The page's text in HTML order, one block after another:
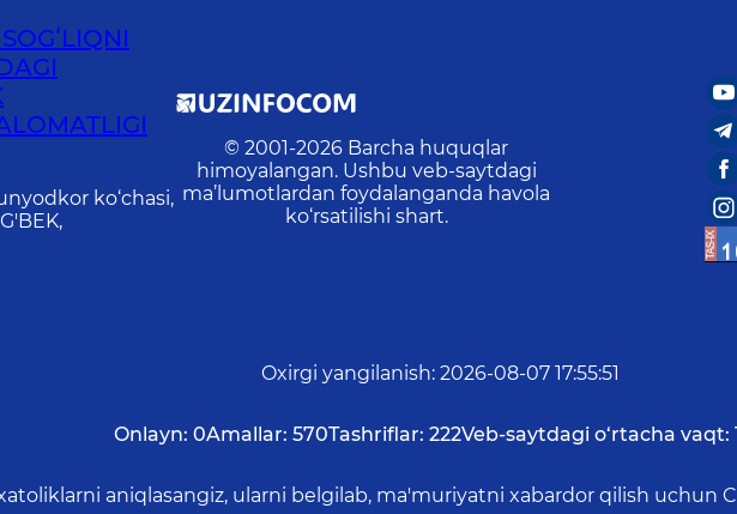
ko‘chasi,
© 2001-2026 Barcha huquqlar
himoyalangan. Ushbu veb-saytdagi
ma’lumotlardan foydalanganda havola
ko‘rsatilishi shart.
Oxirgi yangilanish: 2026-08-07 17:55:51
Onlayn: 0Amallar: 570Tashriflar: 222Veb-saytdagi o‘rtacha vaqt:
aniqlasangiz, ularni belgilab, ma'muriyatni xabardor qilish